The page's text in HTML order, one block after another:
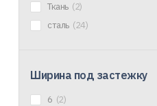
Ткань (2)
сталь (24)
Ширина под застежку
6 (2)